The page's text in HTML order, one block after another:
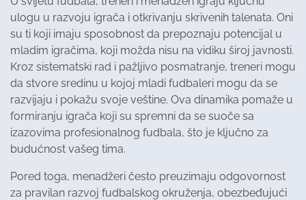
ulogu u razvoju igrača i otkrivanju skrivenih talenata. Oni
su ti koji imaju sposobnost da prepoznaju potencijal u
mladim igračima, koji možda nisu na vidiku široj javnosti.
Kroz sistematski rad i pažljivo posmatranje, treneri mogu
da stvore sredinu u kojoj mladi fudbaleri mogu da se
razvijaju i pokažu svoje veštine. Ova dinamika pomaže u
formiranju igrača koji su spremni da se suoče sa
izazovima profesionalnog fudbala, što je ključno za
budućnost vašeg tima.
Pored toga, menadžeri često preuzimaju odgovornost
za pravilan razvoj fudbalskog okruženja, obezbeđujući